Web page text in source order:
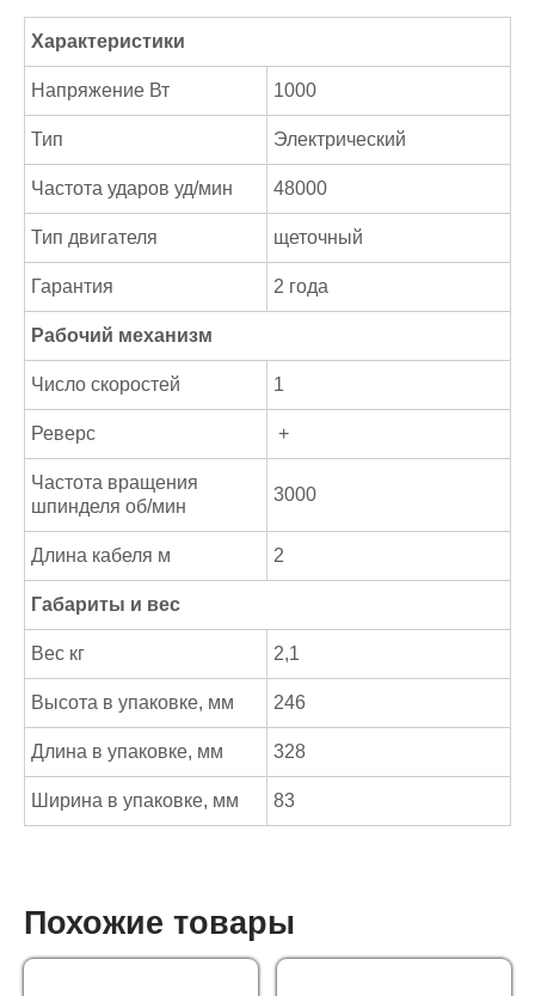
Характеристики
Напряжение Вт 1000
Тип Электрический
Частота ударов уд/мин 48000
Тип двигателя щеточный
Гарантия 2 года
Рабочий механизм
Число скоростей 1
Реверс +
Частота вращения
шпинделя об/мин
3000
Длина кабеля м 2
Габариты и вес
Вес кг 2,1
Высота в упаковке, мм 246
Длина в упаковке, мм 328
Ширина в упаковке, мм 83
Похожие товары